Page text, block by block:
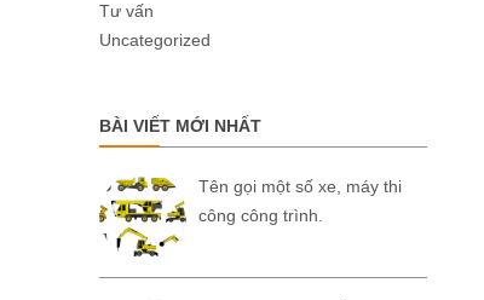
Tư vấn
Uncategorized
BÀI VIẾT MỚI NHẤT
Tên gọi một số xe, máy thi
công công trình.